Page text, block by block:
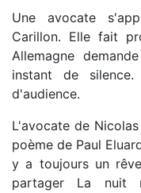
Une avocate
Carillon. Elle fait
Allemagne
instant de
d'audience.
L'avocate de
poème de Paul
y a toujours un
partager La nuit